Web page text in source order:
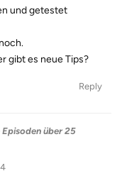
und getestet
gibt es neue Tips?
Reply
über 25